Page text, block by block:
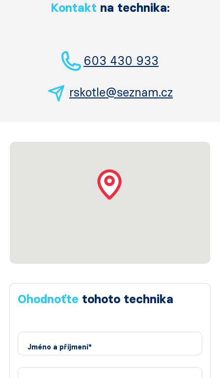
Kontakt na technika:
603 430 933
rskotle@seznam.cz
Ohodnoťte tohoto technika
Jméno a příjmení*